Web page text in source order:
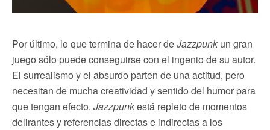
Por último, lo que termina de hacer deJazzpunk un gran
juego sólo puede conseguirse con el ingenio de su autor.
El surrealismo y el absurdo parten de una actitud, pero
necesitan de mucha creatividad y sentido del humor para
que tengan efecto. Jazzpunkestá repleto de momentos
delirantes y referencias directas e indirectas a los